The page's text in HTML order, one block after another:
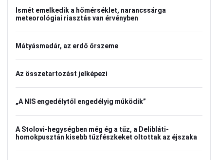
Ismét emelkedik a hőmérséklet, narancssárga
meteorológiai riasztás van érvényben
Mátyásmadár, az erdő őrszeme
Az összetartozást jelképezi
„A NIS engedélytől engedélyig működik”
A Stolovi-hegységben még ég a tűz, a Delibláti-
homokpusztán kisebb tűzfészkeket oltottak az éjszaka